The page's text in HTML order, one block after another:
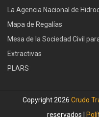
La Agencia Nacional de
Mapa de Regalías
Mesa de la Sociedad Civil
Extractivas
PLARS
Copyright 2026 Crudo
reservados |